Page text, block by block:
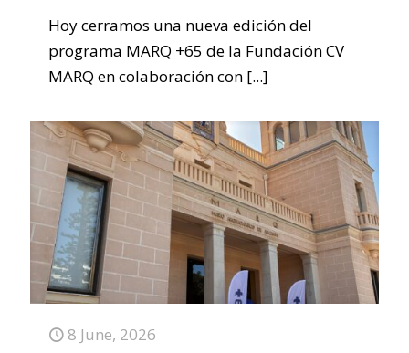
Hoy cerramos una nueva edición del
programa MARQ +65 de la Fundación CV
MARQ en colaboración con [...]
8 June, 2026